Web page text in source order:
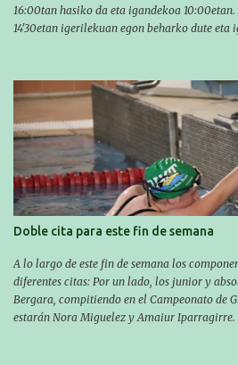
16:00tan hasiko da eta igandekoa
14'30etan igerilekuan egon beharko dute eta
domingo los MASTERS tendrán el II TROFEO
competición se celebrará en Zarautz a las
las 10:00 la del domingo. Los/las
piscina a las 14:30 el sabado y a las 8:30 el
Aritzbatalde). SERIES
Doble cita para este fin de semana
A lo largo de este fin de semana los
diferentes citas: Por un lado, los junior y
Bergara, compitiendo en el Campeonato de
estarán Nora Miguelez y Amaiur Iparragirre.